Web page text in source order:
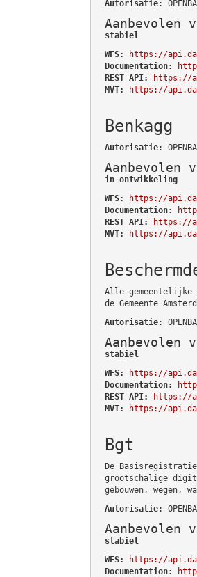
Autorisatie:
Aanbevolen
stabiel
WFS:
https://
Documentation:
REST API:
https://
MVT:
https://
Benkagg
Autorisatie:
Aanbevolen
in ontwikkeling
WFS:
https://
Documentation:
REST API:
https://
MVT:
https://
Alle gemeentelijke
de Gemeente
Autorisatie:
Aanbevolen
stabiel
WFS:
https://
Documentation:
REST API:
https://
MVT:
https://
Bgt
De
grootschalige
gebouwen, wegen,
Autorisatie:
Aanbevolen
stabiel
WFS:
https://
Documentation: